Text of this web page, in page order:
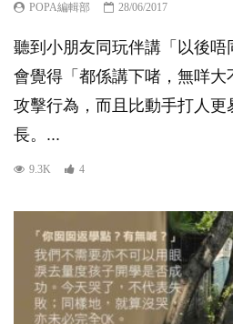
POPA編輯部 28/06/2017
聽到小朋友同玩伴講「以後
會覺得「都係講下啫，無咩大
攻擊行為，而且比動手打人
長。...
9.3K 4